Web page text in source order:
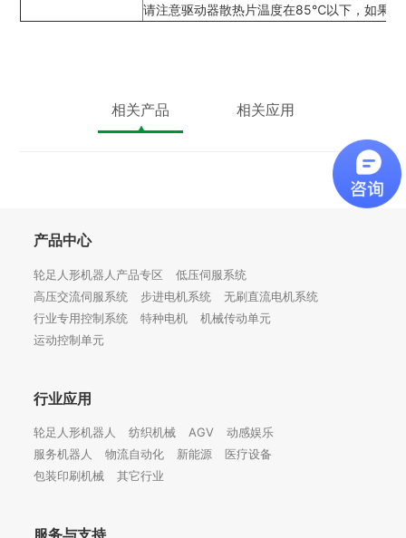
请注意驱动器散热片温度在85℃以下，如果超
相关产品 相关应用
产品中心
轮足人形机器人产品专区
低压伺服系统
高压交流伺服系统
步进电机系统
无刷直流电机系统
行业专用控制系统
特种电机
机械传动单元
运动控制单元
行业应用
轮足人形机器人 纺织机械 AGV
动感娱乐
服务机器人
物流自动化 新能源
医疗设备
包装印刷机械
其它行业
服务与支持